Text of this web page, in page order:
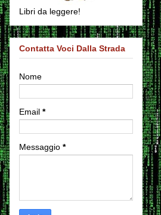
Libri da leggere!
Contatta Voci Dalla Strada
Nome
Email *
Messaggio *